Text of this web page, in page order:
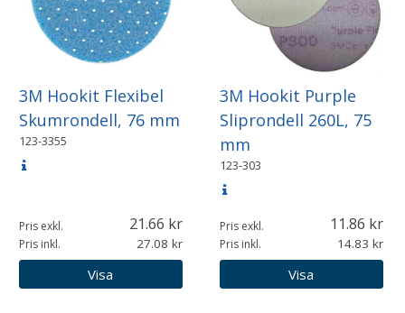
3M Hookit Flexibel
Skumrondell, 76 mm
123-3355
Pris exkl. 21.66
Pris inkl. 27.08
Visa
3M Hookit Purple
Sliprondell 260L, 75
mm
123-303
Pris exkl. 11.86
Pris inkl. 14.83
Visa